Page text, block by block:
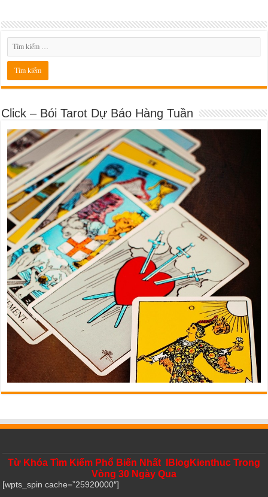
Click – Bói Tarot Dự Báo Hàng Tuần
Từ Khóa Tìm Kiếm Phổ Biến Nhất IBlogKienthuc Trong
Vòng 30 Ngày Qua
[wpts_spin cache=”25920000″]